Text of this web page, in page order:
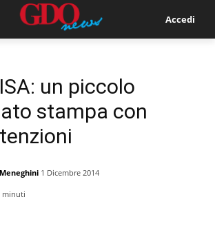
Accedi
un piccolo
stampa con
1 Dicembre 2014
minuti